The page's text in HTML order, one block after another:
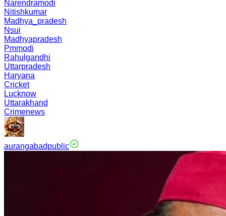
Narendramodi
Nitishkumar
Madhya_pradesh
Nsui
Madhyapradesh
Pmmodi
Rahulgandhi
Uttarpradesh
Haryana
Cricket
Lucknow
Uttarakhand
Crimenews
aurangabadpublic